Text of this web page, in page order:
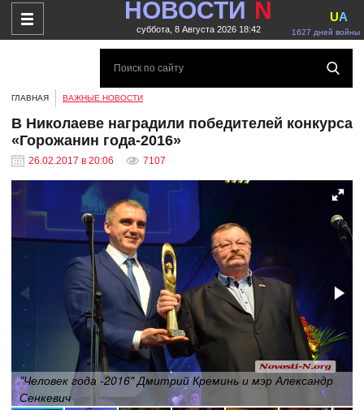
НОВОСТИ N
суббота, 8 Августа 2026 18:42 1627 дней войны
UA
ГЛАВНАЯ ВАЖНЫЕ НОВОСТИ
В Николаеве наградили победителей конкурса
«Горожанин года-2016»
26.02.2017 в 20:06 7107
"Человек года -2016" Дмитрий Креминь и мэр Александр
Сенкевич